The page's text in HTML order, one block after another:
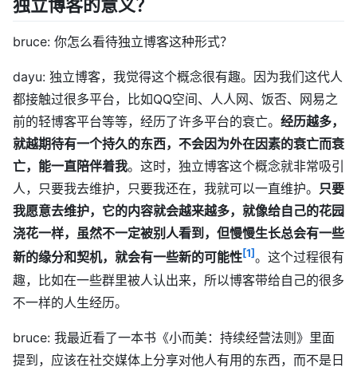
独立博客的意义？
bruce: 你怎么看待独立博客这种形式？
dayu: 独立博客，我觉得这个概念很有趣。因为我们这代人
都接触过很多平台，比如QQ空间、人人网、饭否、网易之
前的轻博客平台等等，经历了许多平台的衰亡。 经历越多，
就越期待有一个持久的东西，不会因为外在因素的衰亡而衰
亡，能一直陪伴着我。这时，独立博客这个概念就非常吸引
人，只要我去维护，只要我还在，我就可以一直维护。 只要
我愿意去维护，它的内容就会越来越多，就像给自己的花园
浇花一样，虽然不一定被别人看到，但慢慢生长总会有一些
新的缘分和契机，就会有一些新的可能性[1]。这个过程很有
趣，比如在一些群里被人认出来，所以博客带给自己的很多
不一样的人生经历。
bruce: 我最近看了一本书《小而美：持续经营法则》里面
提到，应该在社交媒体上分享对他人有用的东西，而不是日